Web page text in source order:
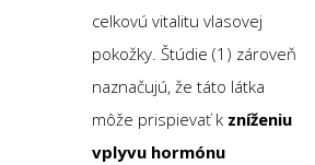
celkovú vitalitu vlasovej
pokožky. Štúdie (1) zároveň
naznačujú, že táto látka
môže prispievať k zníženiu
vplyvu hormónu